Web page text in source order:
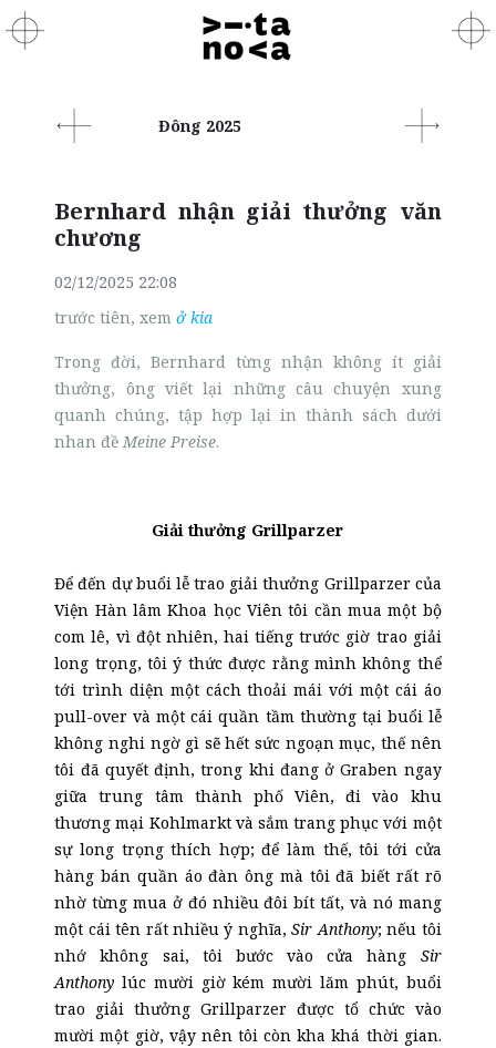
Đông 2025
Bernhard nhận giải thưởng văn
chương
02/12/2025 22:08
trước tiên, xemở kia
Trong đời, Bernhard từng nhận không ít giải
thưởng, ông viết lại những câu chuyện xung
quanh chúng, tập hợp lại in thành sách dưới
nhan đềMeine Preise.
Giải thưởng Grillparzer
Để đến dự buổi lễ trao giải thưởng Grillparzer của
Viện Hàn lâm Khoa học Viên tôi cần mua một bộ
com lê, vì đột nhiên, hai tiếng trước giờ trao giải
long trọng, tôi ý thức được rằng mình không thể
tới trình diện một cách thoải mái với một cái áo
pull-over và một cái quần tầm thường tại buổi lễ
không nghi ngờ gì sẽ hết sức ngoạn mục, thế nên
tôi đã quyết định, trong khi đang ở Graben ngay
giữa trung tâm thành phố Viên, đi vào khu
thương mại Kohlmarkt và sắm trang phục với một
sự long trọng thích hợp; để làm thế, tôi tới cửa
hàng bán quần áo đàn ông mà tôi đã biết rất rõ
nhờ từng mua ở đó nhiều đôi bít tất, và nó mang
một cái tên rất nhiều ý nghĩa,Sir Anthony; nếu tôi
nhớ không sai, tôi bước vào cửa hàng Sir
Anthony lúc mười giờ kém mười lăm phút, buổi
trao giải thưởng Grillparzer được tổ chức vào
mười một giờ, vậy nên tôi còn kha khá thời gian.